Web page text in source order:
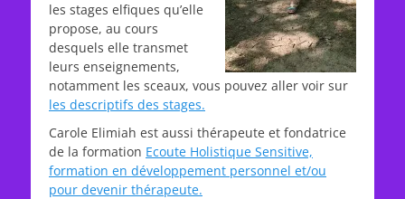
les stages elfiques qu’elle
propose, au cours
desquels elle transmet
leurs enseignements,
notamment les sceaux, vous pouvez aller voir sur
les descriptifs des stages.
Carole Elimiah est aussi thérapeute et fondatrice
de la formation Ecoute Holistique Sensitive,
formation en développement personnel et/ou
pour devenir thérapeute.